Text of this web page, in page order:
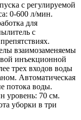
с регулируемой
0-600 л/мин.
для
с
взаимозаменяемы
инъекционной
трех входов воды
Автоматическая
потока воды.
уровень: 70 см.
уборки в три